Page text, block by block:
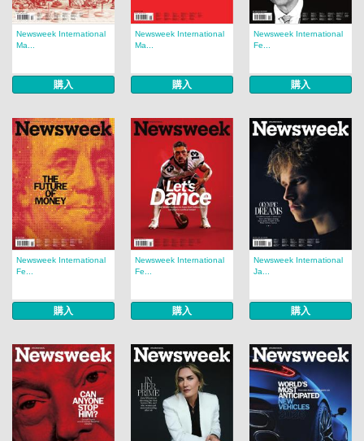
Newsweek International
Ma...
購入
Newsweek International
Ma...
購入
Newsweek International
Fe...
購入
Newsweek International
Fe...
購入
Newsweek International
Fe...
購入
Newsweek International
Ja...
購入